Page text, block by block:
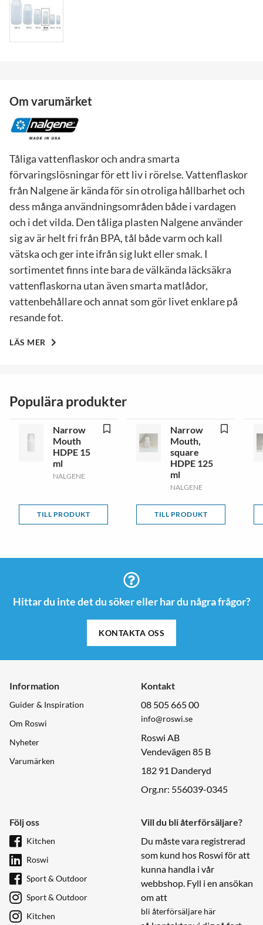
Om varumärket
Tåliga vattenflaskor och andra smarta
förvaringslösningar för ett liv i rörelse. Vattenflaskor
från Nalgene är kända för sin otroliga hållbarhet och
dess många användningsområden både i vardagen
och i det vilda. Den tåliga plasten Nalgene använder
sig av är helt fri från BPA, tål både varm och kall
vätska och ger inte ifrån sig lukt eller smak. I
sortimentet finns inte bara de välkända läcksäkra
vattenflaskorna utan även smarta matlådor,
vattenbehållare och annat som gör livet enklare på
resande fot.
LÄS MER
Populära produkter
Narrow
Mouth
HDPE 15
ml
NALGENE
TILL PRODUKT
Narrow
Mouth,
square
HDPE 125
ml
NALGENE
TILL PRODUKT
Hittar du inte det du söker eller har du några frågor?
KONTAKTA OSS
Information
Guider & Inspiration
Om Roswi
Nyheter
Varumärken
Kontakt
08 505 665 00
info@roswi.se
Roswi AB
Vendevägen 85 B
182 91 Danderyd
Org.nr: 556039-0345
Följ oss
Kitchen
Roswi
Sport & Outdoor
Sport & Outdoor
Kitchen
Vill du bli återförsäljare?
Du måste vara registrerad
som kund hos Roswi för att
kunna handla i vår
webbshop. Fyll i en ansökan
om att
bli återförsäljare här